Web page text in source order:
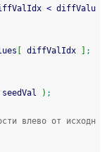
< diffValu
diffValIdx
;
seedVal ) ;
влево от исходн